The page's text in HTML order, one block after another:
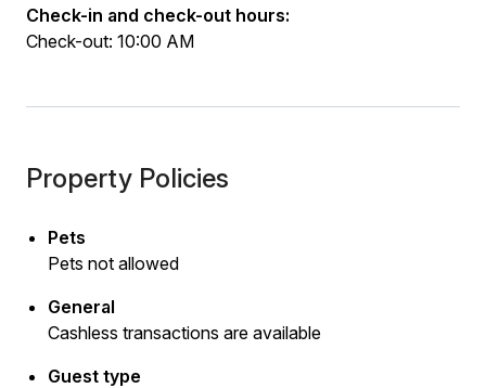
Check-in and check-out hours:
Check-out: 10:00 AM
Property Policies
Pets
Pets not allowed
General
Cashless transactions are available
Guest type